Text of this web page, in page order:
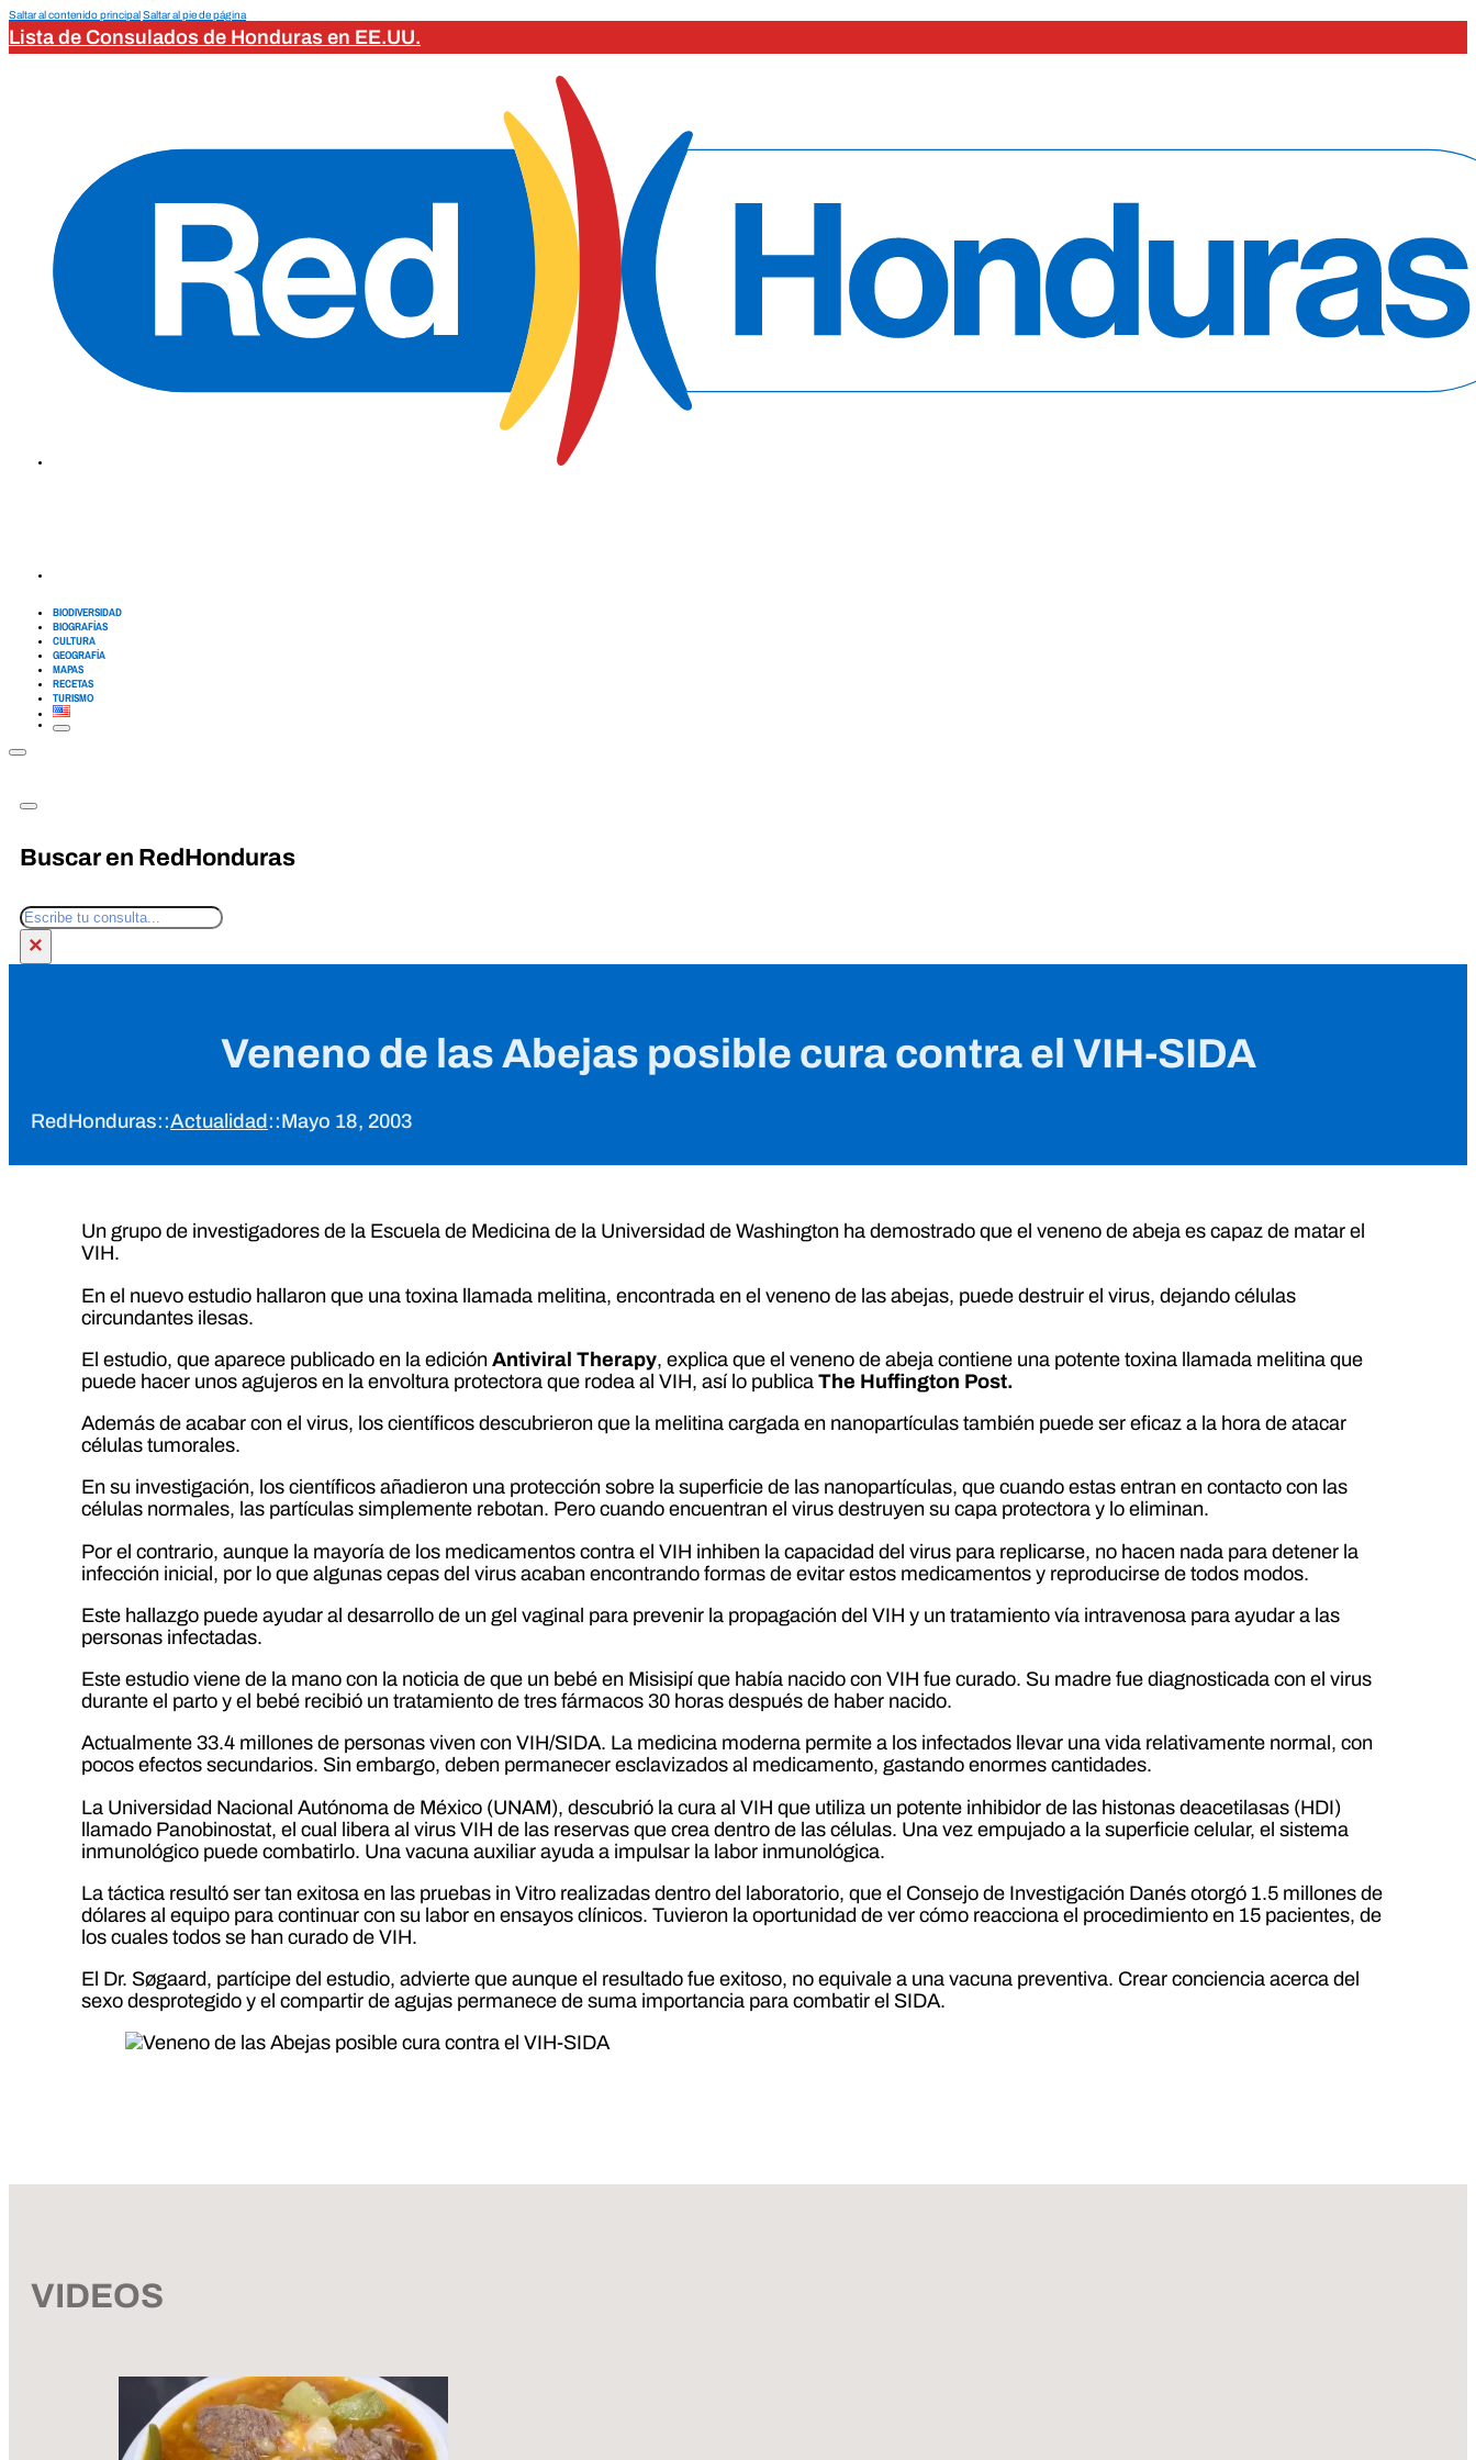
Saltar al contenido principalSaltar al pie de página
Lista de Consulados de Honduras en EE.UU.
BIODIVERSIDAD
BIOGRAFÍAS
CULTURA
GEOGRAFÍA
MAPAS
RECETAS
TURISMO
Buscar en RedHonduras
Buscar
×
Veneno de las Abejas posible cura contra el VIH-SIDA
RedHonduras::Actualidad ::Mayo 18, 2003
Un grupo de investigadores de la Escuela de Medicina de la Universidad de Washington ha demostrado que el veneno de abeja es capaz de matar el
VIH.
En el nuevo estudio hallaron que una toxina llamada melitina, encontrada en el veneno de las abejas, puede destruir el virus, dejando células
circundantes ilesas.
El estudio, que aparece publicado en la ediciónAntiviral Therapy, explica que el veneno de abeja contiene una potente toxina llamada melitina que
puede hacer unos agujeros en la envoltura protectora que rodea al VIH, así lo publica The Huffington Post.
Además de acabar con el virus, los científicos descubrieron que la melitina cargada en nanopartículas también puede ser eficaz a la hora de atacar
células tumorales.
En su investigación, los científicos añadieron una protección sobre la superficie de las nanopartículas, que cuando estas entran en contacto con las
células normales, las partículas simplemente rebotan. Pero cuando encuentran el virus destruyen su capa protectora y lo eliminan.
Por el contrario, aunque la mayoría de los medicamentos contra el VIH inhiben la capacidad del virus para replicarse, no hacen nada para detener la
infección inicial, por lo que algunas cepas del virus acaban encontrando formas de evitar estos medicamentos y reproducirse de todos modos.
Este hallazgo puede ayudar al desarrollo de un gel vaginal para prevenir la propagación del VIH y un tratamiento vía intravenosa para ayudar a las
personas infectadas.
Este estudio viene de la mano con la noticia de que un bebé en Misisipí que había nacido con VIH fue curado. Su madre fue diagnosticada con el virus
durante el parto y el bebé recibió un tratamiento de tres fármacos 30 horas después de haber nacido.
Actualmente 33.4 millones de personas viven con VIH/SIDA. La medicina moderna permite a los infectados llevar una vida relativamente normal, con
pocos efectos secundarios. Sin embargo, deben permanecer esclavizados al medicamento, gastando enormes cantidades.
La Universidad Nacional Autónoma de México (UNAM), descubrió la cura al VIH que utiliza un potente inhibidor de las histonas deacetilasas (HDI)
llamado Panobinostat, el cual libera al virus VIH de las reservas que crea dentro de las células. Una vez empujado a la superficie celular, el sistema
inmunológico puede combatirlo. Una vacuna auxiliar ayuda a impulsar la labor inmunológica.
La táctica resultó ser tan exitosa en las pruebas in Vitro realizadas dentro del laboratorio, que el Consejo de Investigación Danés otorgó 1.5 millones de
dólares al equipo para continuar con su labor en ensayos clínicos. Tuvieron la oportunidad de ver cómo reacciona el procedimiento en 15 pacientes, de
los cuales todos se han curado de VIH.
El Dr. Søgaard, partícipe del estudio, advierte que aunque el resultado fue exitoso, no equivale a una vacuna preventiva. Crear conciencia acerca del
sexo desprotegido y el compartir de agujas permanece de suma importancia para combatir el SIDA.
VIDEOS